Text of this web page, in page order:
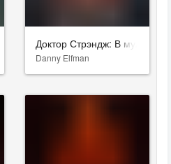
Доктор Стрэндж: В
Danny Elfman